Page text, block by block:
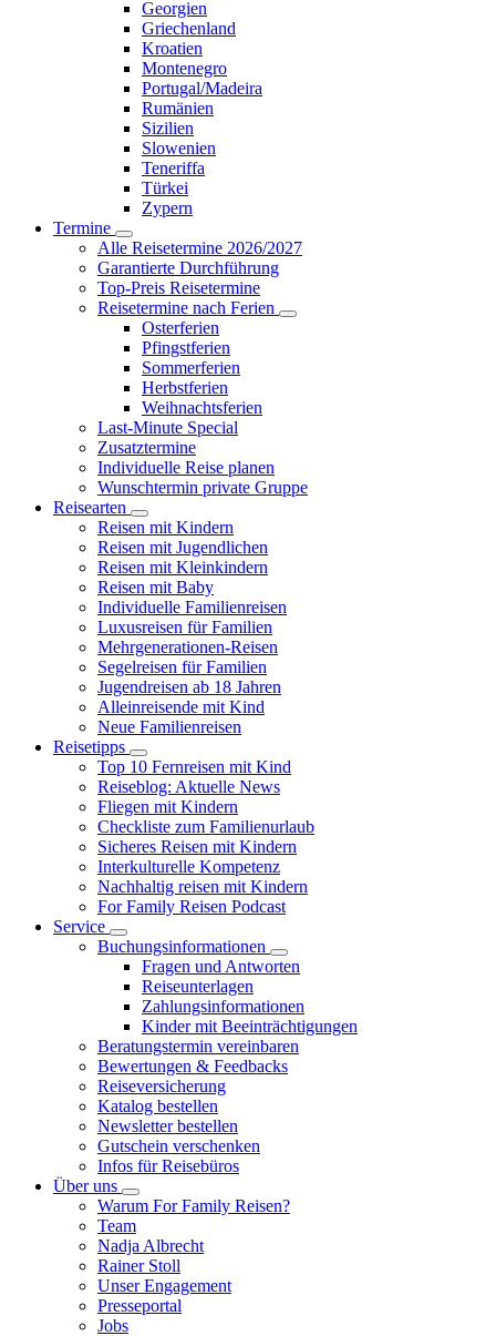
Georgien
Griechenland
Kroatien
Montenegro
Portugal/Madeira
Rumänien
Sizilien
Slowenien
Teneriffa
Türkei
Zypern
Termine
Alle Reisetermine 2026/2027
Garantierte Durchführung
Top-Preis Reisetermine
Reisetermine nach Ferien
Osterferien
Pfingstferien
Sommerferien
Herbstferien
Weihnachtsferien
Last-Minute Special
Zusatztermine
Individuelle Reise planen
Wunschtermin private Gruppe
Reisearten
Reisen mit Kindern
Reisen mit Jugendlichen
Reisen mit Kleinkindern
Reisen mit Baby
Individuelle Familienreisen
Luxusreisen für Familien
Mehrgenerationen-Reisen
Segelreisen für Familien
Jugendreisen ab 18 Jahren
Alleinreisende mit Kind
Neue Familienreisen
Reisetipps
Top 10 Fernreisen mit Kind
Reiseblog: Aktuelle News
Fliegen mit Kindern
Checkliste zum Familienurlaub
Sicheres Reisen mit Kindern
Interkulturelle Kompetenz
Nachhaltig reisen mit Kindern
For Family Reisen Podcast
Service
Buchungsinformationen
Fragen und Antworten
Reiseunterlagen
Zahlungsinformationen
Kinder mit Beeinträchtigungen
Beratungstermin vereinbaren
Bewertungen & Feedbacks
Reiseversicherung
Katalog bestellen
Newsletter bestellen
Gutschein verschenken
Infos für Reisebüros
Über uns
Warum For Family Reisen?
Team
Nadja Albrecht
Rainer Stoll
Unser Engagement
Presseportal
Jobs